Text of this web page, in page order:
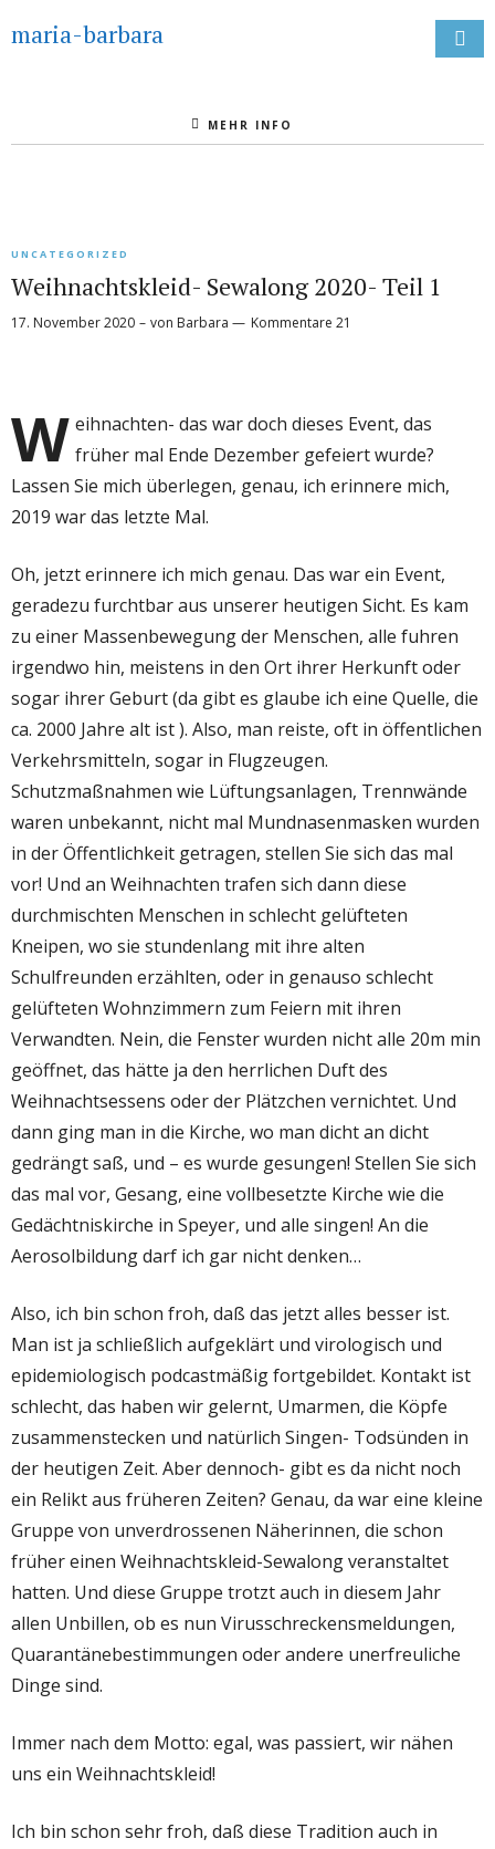
maria-barbara
MEHR INFO
UNCATEGORIZED
Weihnachtskleid- Sewalong 2020- Teil 1
17. November 2020 von Barbara Kommentare 21
W eihnachten- das war doch dieses Event, das
früher mal Ende Dezember gefeiert wurde?
Lassen Sie mich überlegen, genau, ich erinnere mich,
2019 war das letzte Mal.
Oh, jetzt erinnere ich mich genau. Das war ein Event,
geradezu furchtbar aus unserer heutigen Sicht. Es kam
zu einer Massenbewegung der Menschen, alle fuhren
irgendwo hin, meistens in den Ort ihrer Herkunft oder
sogar ihrer Geburt (da gibt es glaube ich eine Quelle, die
ca. 2000 Jahre alt ist ). Also, man reiste, oft in öffentlichen
Verkehrsmitteln, sogar in Flugzeugen.
Schutzmaßnahmen wie Lüftungsanlagen, Trennwände
waren unbekannt, nicht mal Mundnasenmasken wurden
in der Öffentlichkeit getragen, stellen Sie sich das mal
vor! Und an Weihnachten trafen sich dann diese
durchmischten Menschen in schlecht gelüfteten
Kneipen, wo sie stundenlang mit ihre alten
Schulfreunden erzählten, oder in genauso schlecht
gelüfteten Wohnzimmern zum Feiern mit ihren
Verwandten. Nein, die Fenster wurden nicht alle 20m min
geöffnet, das hätte ja den herrlichen Duft des
Weihnachtsessens oder der Plätzchen vernichtet. Und
dann ging man in die Kirche, wo man dicht an dicht
gedrängt saß, und – es wurde gesungen! Stellen Sie sich
das mal vor, Gesang, eine vollbesetzte Kirche wie die
Gedächtniskirche in Speyer, und alle singen! An die
Aerosolbildung darf ich gar nicht denken…
Also, ich bin schon froh, daß das jetzt alles besser ist.
Man ist ja schließlich aufgeklärt und virologisch und
epidemiologisch podcastmäßig fortgebildet. Kontakt ist
schlecht, das haben wir gelernt, Umarmen, die Köpfe
zusammenstecken und natürlich Singen- Todsünden in
der heutigen Zeit. Aber dennoch- gibt es da nicht noch
ein Relikt aus früheren Zeiten? Genau, da war eine kleine
Gruppe von unverdrossenen Näherinnen, die schon
früher einen Weihnachtskleid-Sewalong veranstaltet
hatten. Und diese Gruppe trotzt auch in diesem Jahr
allen Unbillen, ob es nun Virusschreckensmeldungen,
Quarantänebestimmungen oder andere unerfreuliche
Dinge sind.
Immer nach dem Motto: egal, was passiert, wir nähen
uns ein Weihnachtskleid!
Ich bin schon sehr froh, daß diese Tradition auch in